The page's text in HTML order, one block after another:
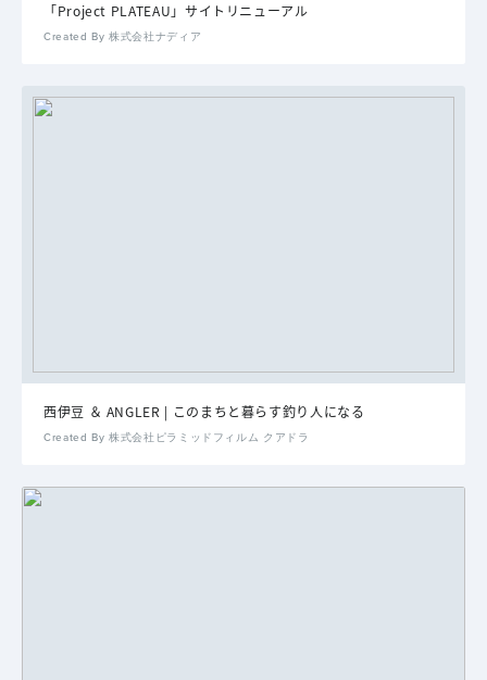
「Project PLATEAU」サイトリニューアル
Created By 株式会社ナディア
西伊豆 ＆ ANGLER | このまちと暮らす釣り人になる
Created By 株式会社ピラミッドフィルム クアドラ